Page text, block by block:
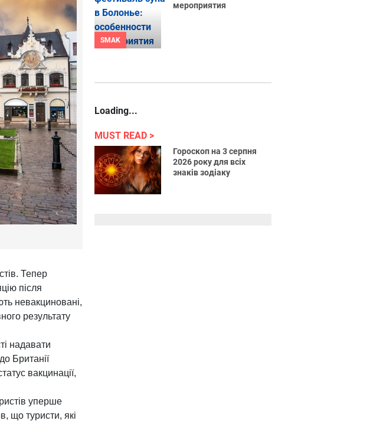
Тепер
після
невакциновані,
результату
надавати
Британії
вакцинації,
уперше
що туристи, які
SMAK
мероприятия
Loading...
MUST READ
Гороскоп на 3 серпня
2026 року для всіх
знаків зодіаку